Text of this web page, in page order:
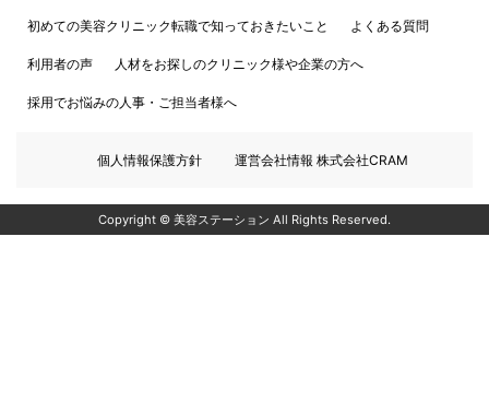
初めての美容クリニック転職で知っておきたいこと よくある質問
利用者の声 人材をお探しのクリニック様や企業の方へ
採用でお悩みの人事・ご担当者様へ
個人情報保護方針 運営会社情報 株式会社CRAM
Copyright © 美容ステーション All Rights Reserved.